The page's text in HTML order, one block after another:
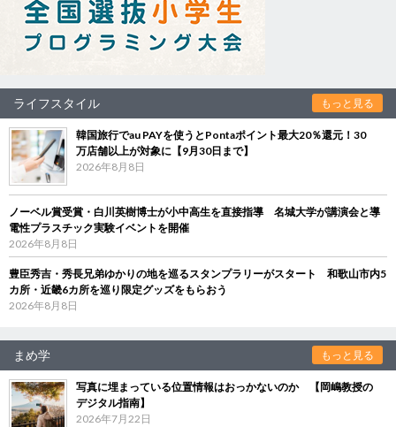
ライフスタイル もっと見る
韓国旅行でau PAYを使うとPontaポイント最大20％還元！30
万店舗以上が対象に【9月30日まで】
2026年8月8日
ノーベル賞受賞・白川英樹博士が小中高生を直接指導 名城大学が講演会と導
電性プラスチック実験イベントを開催
2026年8月8日
豊臣秀吉・秀長兄弟ゆかりの地を巡るスタンプラリーがスタート 和歌山市内5
カ所・近畿6カ所を巡り限定グッズをもらおう
2026年8月8日
まめ学 もっと見る
写真に埋まっている位置情報はおっかないのか 【岡嶋教授の
デジタル指南】
2026年7月22日